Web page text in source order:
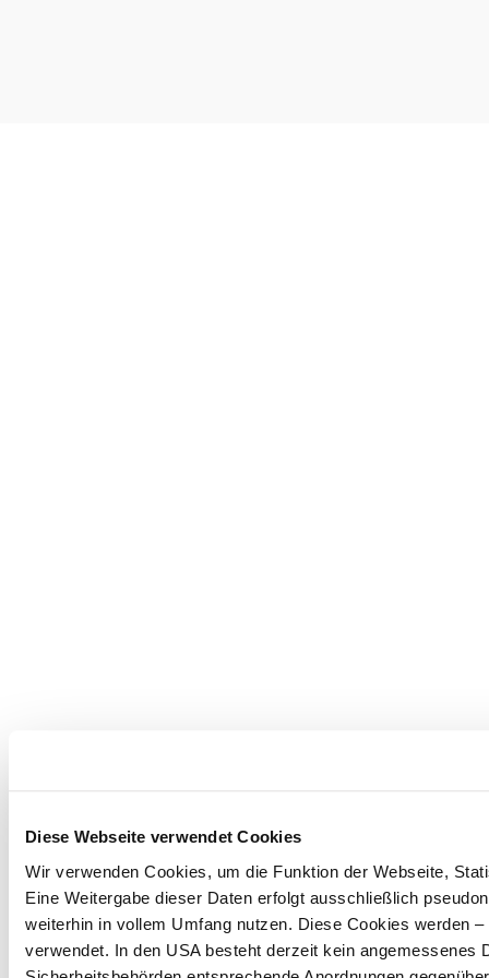
Diese Webseite verwendet Cookies
Wir verwenden Cookies, um die Funktion der Webseite,
Eine Weitergabe dieser Daten erfolgt ausschließlich
weiterhin in vollem Umfang nutzen. Diese Cookies werden
verwendet. In den USA besteht derzeit kein